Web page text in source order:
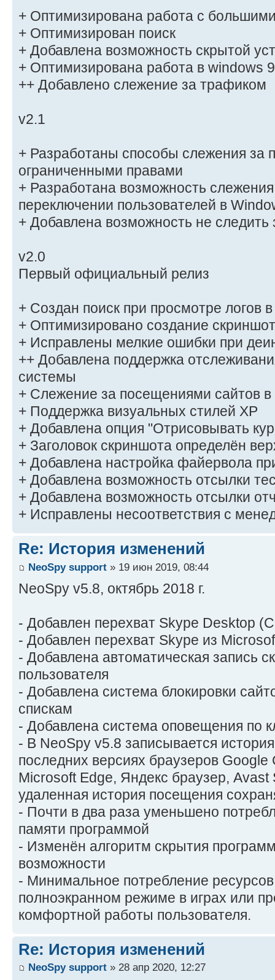
+ Оптимизирована работа с
+ Оптимизирован поиск
+ Добавлена возможность скрытой
+ Оптимизирована работа в windows
++ Добавлено слежение за трафиком
v2.1
+ Разработаны способы слежения за
ограниченными правами
+ Разработана возможность
переключении пользователей в
+ Добавлена возможность не
v2.0
Первый официальный релиз
+ Создан поиск при просмотре логов
+ Оптимизировано создание
+ Исправлены мелкие ошибки при
++ Добавлена поддержка
системы
+ Слежение за посещениями сайтов
+ Поддержка визуальных стилей XP
+ Добавлена опция "Отрисовывать
+ Заголовок скриншота определён
+ Добавлена настройка файервола
+ Добавлена возможность отсылки
+ Добавлена возможность отсылки
+ Исправлены несоответствия с
Re: История изменений
NeoSpy support » 19 июн 2019, 08:44
NeoSpy v5.8, октябрь 2018 г.
- Добавлен перехват Skype Desktop
- Добавлен перехват Skype из
- Добавлена автоматическая запись
пользователя
- Добавлена система блокировки
спискам
- Добавлена система оповещения по
- В NeoSpy v5.8 записывается
последних версиях браузеров
Microsoft Edge, Яндекс браузер,
удаленная история посещения
- Почти в два раза уменьшено
памяти программой
- Изменён алгоритм скрытия
возможности
- Минимальное потребление
полноэкранном режиме в играх или
комфортной работы пользователя.
Re: История изменений
NeoSpy support » 28 апр 2020, 12:27